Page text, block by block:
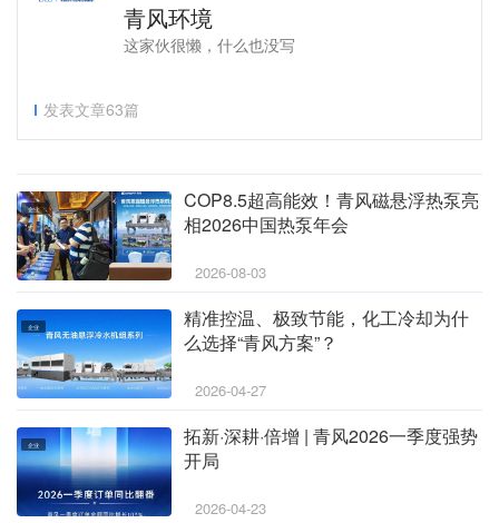
青风环境
这家伙很懒，什么也没写
发表文章63篇
企业
COP8.5超高能效！青风磁悬浮热泵亮
相2026中国热泵年会
2026-08-03
企业
精准控温、极致节能，化工冷却为什
么选择“青风方案”？
2026-04-27
企业
拓新·深耕·倍增 | 青风2026一季度强势
开局
2026-04-23